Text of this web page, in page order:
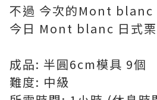
不過 今次的Mont blanc
今日 Mont blanc 日式
成品: 半圓6cm模具 9個
難度: 中級